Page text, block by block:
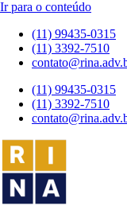
Ir para o conteúdo
(11) 99435-0315
(11) 3392-7510
(11) 99435-0315
(11) 3392-7510